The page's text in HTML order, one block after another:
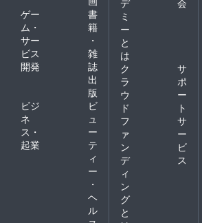
ゲー
ム・
サー
ビス
開発
書
籍
・
雑
誌
出
版
ビジ
ネ
ス・
起業
ビ
ュ
ー
テ
ィ
ー
・
ヘ
ル
ミ
ー
と
は
ク
ラ
ウ
ド
フ
ァ
ン
デ
ィ
ン
グ
と
サ
ポ
ー
ト
サ
ー
ビ
ス